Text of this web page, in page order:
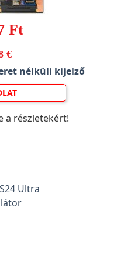
Ft
€
nélküli kijelző
a részletekért!